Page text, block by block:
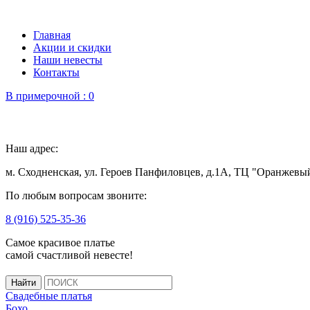
Главная
Акции и скидки
Наши невесты
Контакты
В примерочной : 0
Наш адрес:
м. Сходненская, ул. Героев Панфиловцев, д.1А, ТЦ
По любым вопросам звоните:
8 (916) 525-35-36
Самое красивое платье
самой счастливой невесте!
Свадебные платья